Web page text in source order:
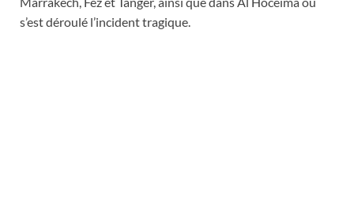
s’est déroulé l’incident tragique.